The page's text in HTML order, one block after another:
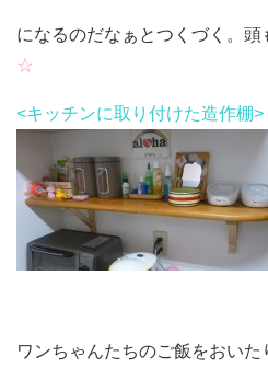
になるのだなぁとつくづく。
☆
<キッチンに取り付けた造作棚>
ワンちゃんたちのご飯をおい